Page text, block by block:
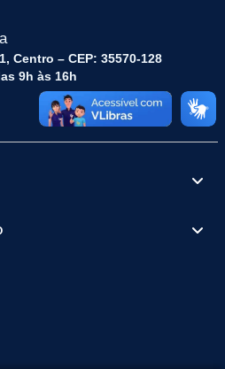
Centro – CEP: 35570-128
9h às 16h